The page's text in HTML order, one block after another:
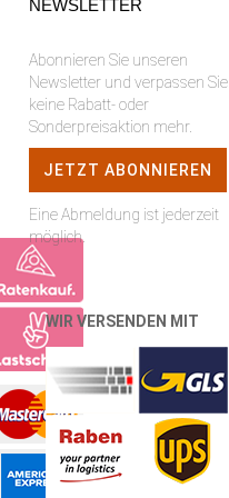
NEWSLETTER
Abonnieren Sie unseren
Newsletter und verpassen Sie
keine Rabatt- oder
Sonderpreisaktion mehr.
Eine Abmeldung ist jederzeit
möglich.
WIR VERSENDEN MIT